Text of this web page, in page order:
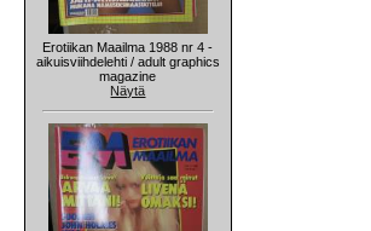
Erotiikan Maailma 1988 nr 4 -
aikuisviihdelehti / adult graphics
magazine
Näytä